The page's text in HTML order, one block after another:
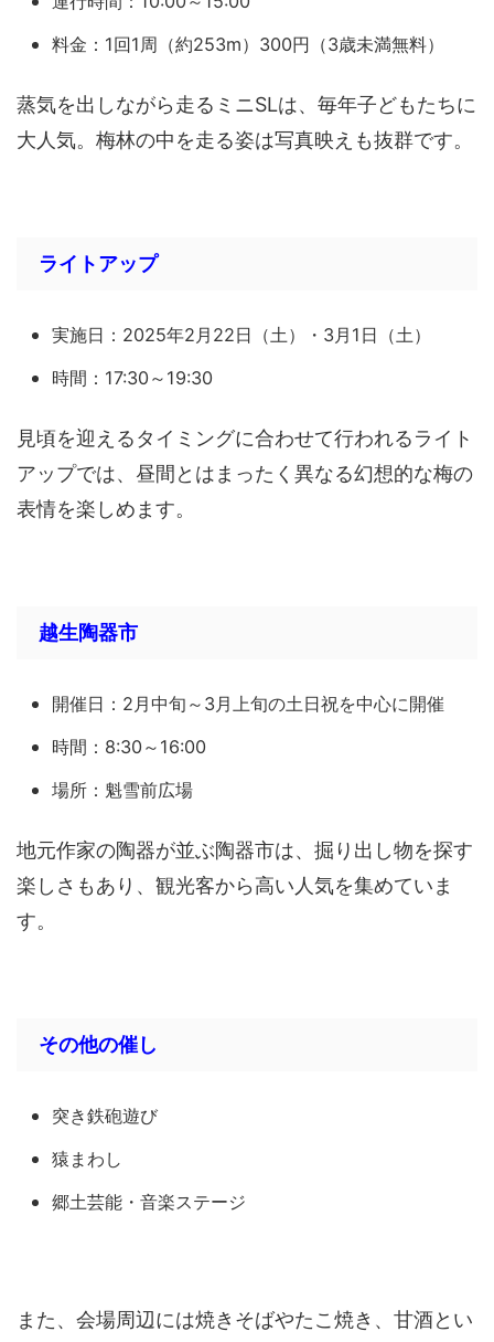
料金：1回1周（約253m）300円（3歳未満無料）
蒸気を出しながら走るミニSLは、毎年子どもたちに
大人気。梅林の中を走る姿は写真映えも抜群です。
ライトアップ
実施日：2025年2月22日（土）・3月1日（土）
時間：17:30～19:30
見頃を迎えるタイミングに合わせて行われるライト
アップでは、昼間とはまったく異なる幻想的な梅の
表情を楽しめます。
越生陶器市
開催日：2月中旬～3月上旬の土日祝を中心に開催
時間：8:30～16:00
場所：魁雪前広場
地元作家の陶器が並ぶ陶器市は、掘り出し物を探す
楽しさもあり、観光客から高い人気を集めていま
す。
その他の催し
突き鉄砲遊び
猿まわし
郷土芸能・音楽ステージ
また、会場周辺には焼きそばやたこ焼き、甘酒とい